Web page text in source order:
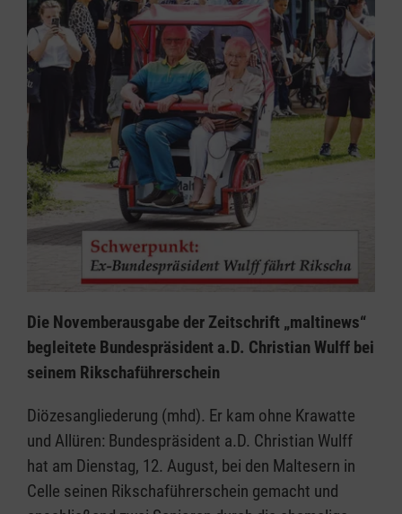
Die Novemberausgabe der Zeitschrift „maltinews“
begleitete Bundespräsident a.D. Christian Wulff bei
seinem Rikschaführerschein
Diözesangliederung (mhd). Er kam ohne Krawatte
und Allüren: Bundespräsident a.D. Christian Wulff
hat am Dienstag, 12. August, bei den Maltesern in
Celle seinen Rikschaführerschein gemacht und